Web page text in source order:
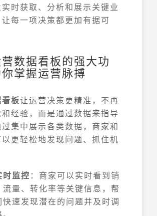
时获取、分析和展示关键业
每一项决策都更加有据可
数据看板的强大功
掌握运营脉搏
板让运营决策更精准，不再
经验，而是通过数据来指导
集中展示各类数据，商家和
更轻松地发现问题、抓住机
时监控 ：商家可以实时看到销
流量、转化率等关键信息，帮
快速发现潜在的问题并及时调